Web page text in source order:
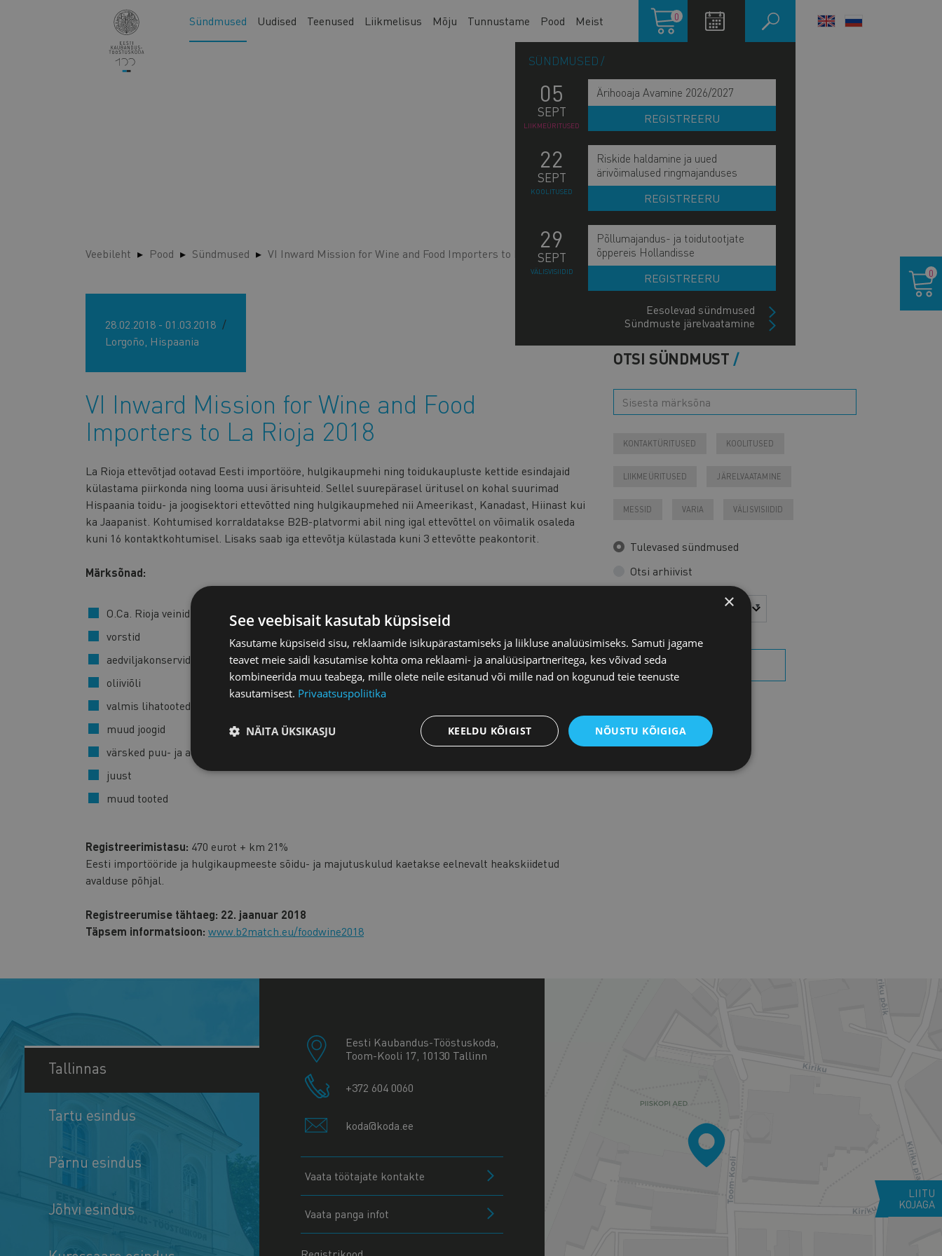
Main
navigation
Sündmused Uudised Teenused Liikmelisus Mõju Tunnustame Pood Meist
Ostukorv
0
SÜNDMUSED
05
SEPT
LIIKMEÜRITUSED
Ärihooaja Avamine 2026/2027
REGISTREERU
22
SEPT
KOOLITUSED
Riskide haldamine ja uued
ärivõimalused ringmajanduses
REGISTREERU
29
SEPT
VÄLISVISIIDID
Põllumajandus- ja toidutootjate
õppereis Hollandisse
REGISTREERU
Eesolevad sündmused
Sündmuste järelvaatamine
LANGUAGE
Veebileht Pood Sündmused VI Inward Mission for Wine and Food Importers to La Rioja 2018
28.02.2018 - 01.03.2018
Lorgoño, Hispaania
VI Inward Mission for Wine and Food
Importers to La Rioja 2018
La Rioja ettevõtjad ootavad Eesti importööre, hulgikaupmehi ning toidukaupluste kettide esindajaid
külastama piirkonda ning looma uusi ärisuhteid. Sellel suurepärasel üritusel on kohal suurimad
Hispaania toidu- ja joogisektori ettevõtted ning hulgikaupmehed nii Ameerikast, Kanadast, Hiinast kui
ka Jaapanist. Kohtumised korraldatakse B2B-platvormi abil ning igal ettevõttel on võimalik osaleda
kuni 16 kontaktkohtumisel. Lisaks saab iga ettevõtja külastada kuni 3 ettevõtte peakontorit.
Märksõnad:
O.Ca. Rioja veinid
vorstid
aedviljakonservid
oliiviõli
valmis lihatooted
muud joogid
värsked puu- ja aedviljad
juust
muud tooted
Registreerimistasu: 470 eurot + km 21%
Eesti importööride ja hulgikaupmeeste sõidu- ja majutuskulud kaetakse eelnevalt heakskiidetud
avalduse põhjal.
Registreerumise tähtaeg: 22. jaanuar 2018
Täpsem informatsioon: www.b2match.eu/foodwine2018
0
LIITU UUDISKIRJAGA
OTSI SÜNDMUST
KONTAKTÜRITUSED KOOLITUSED
LIIKMEÜRITUSED JÄRELVAATAMINE
MESSID VARIA VÄLISVISIIDID
Tulevased sündmused
Otsi arhiivist
OTSI SÜNDMUSI
Tallinnas
Tartu esindus
Pärnu esindus
Jõhvi esindus
Eesti Kaubandus-Tööstuskoda,
Toom-Kooli 17, 10130 Tallinn
+372 604 0060
koda@koda.ee
Vaata töötajate kontakte
Vaata panga infot
LIITU
KOJAGA
×
See veebisait kasutab küpsiseid
Kasutame küpsiseid sisu, reklaamide isikupärastamiseks ja liikluse analüüsimiseks. Samuti jagame
teavet meie saidi kasutamise kohta oma reklaami- ja analüüsipartneritega, kes võivad seda
kombineerida muu teabega, mille olete neile esitanud või mille nad on kogunud teie teenuste
kasutamisest. Privaatsuspoliitika
NÕUSTU KÕIGIGA
KEELDU KÕIGIST
NÄITA ÜKSIKASJU